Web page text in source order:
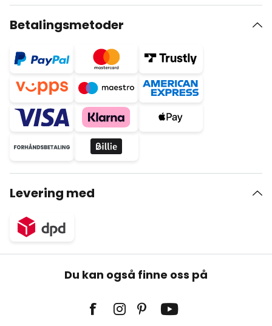
Betalingsmetoder
Levering med
Du kan også finne oss på